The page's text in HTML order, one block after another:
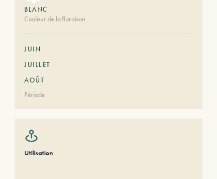
BLANC
Couleur de la floraison
JUIN
JUILLET
AOÛT
Période
Utilisation